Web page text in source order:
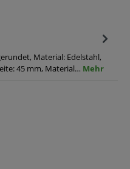
Material: Edelstahl,
45 mm, Material… Mehr